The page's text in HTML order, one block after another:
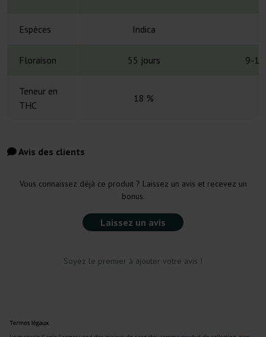
Espèces Indica
Floraison 55 jours 9-10
Teneur en
THC
18 %
Avis des clients
Vous connaissez déjà ce produit ? Laissez un avis et recevez un
bonus.
Laissez un avis
Soyez le premier à ajouter votre avis !